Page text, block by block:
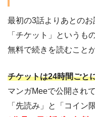
最初の3話よりあとのお
「チケット」というも
無料で続きを読むこと
チケットは24時間ごと
マンガMeeで公開され
「先読み」と「コイン